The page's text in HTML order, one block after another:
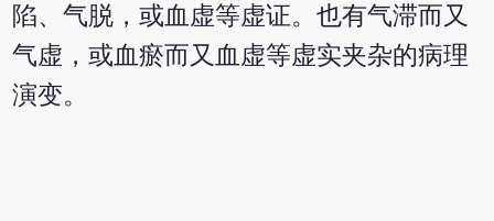
陷、气脱，或血虚等虚证。也有气滞而又
气虚，或血瘀而又血虚等虚实夹杂的病理
演变。